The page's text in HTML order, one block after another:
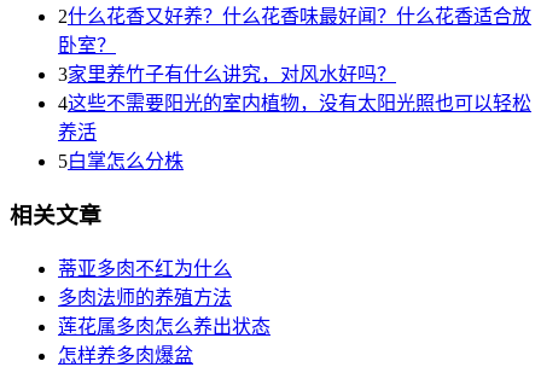
2什么花香又好养？什么花香味最好闻？什么花香适合放
卧室？
3家里养竹子有什么讲究，对风水好吗？
4这些不需要阳光的室内植物，没有太阳光照也可以轻松
养活
5白掌怎么分株
相关文章
蒂亚多肉不红为什么
多肉法师的养殖方法
莲花属多肉怎么养出状态
怎样养多肉爆盆